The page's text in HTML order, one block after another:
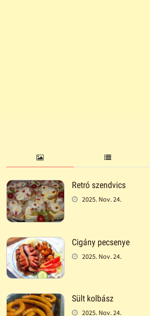
Retró szendvics
2025. Nov. 24.
Cigány pecsenye
2025. Nov. 24.
Sült kolbász
2025. Nov. 24.